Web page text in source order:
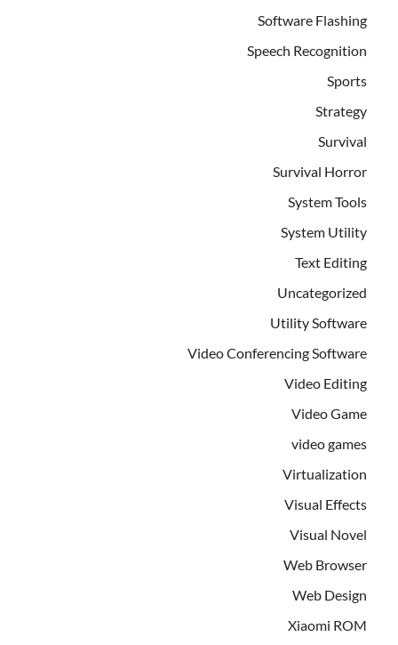
Software Flashing
Speech Recognition
Sports
Strategy
Survival
Survival Horror
System Tools
System Utility
Text Editing
Uncategorized
Utility Software
Video Conferencing Software
Video Editing
Video Game
video games
Virtualization
Visual Effects
Visual Novel
Web Browser
Web Design
Xiaomi ROM